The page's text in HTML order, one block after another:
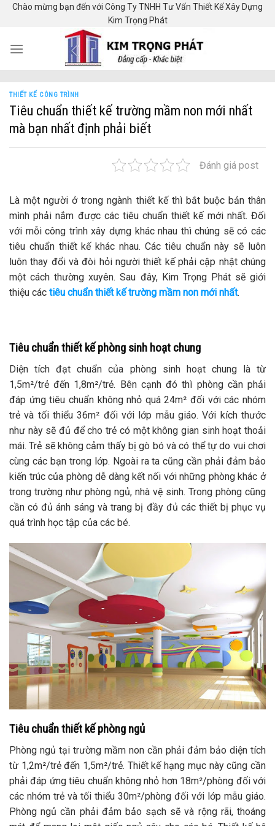
SkipChào mừng bạn đến với Công Ty TNHH Tư Vấn Thiết Kế Xây Dựng
Kim Trọng Phát
THIẾT KẾ CÔNG TRÌNH
Tiêu chuẩn thiết kế trường mầm non mới nhất
mà bạn nhất định phải biết
Đánh giá post
Là một người ở trong ngành thiết kế thì bắt buộc bản thân
mình phải nắm được các tiêu chuẩn thiết kế mới nhất. Đối
với mỗi công trình xây dựng khác nhau thì chúng sẽ có các
tiêu chuẩn thiết kế khác nhau. Các tiêu chuẩn này sẽ luôn
luôn thay đổi và đòi hỏi người thiết kế phải cập nhật chúng
một cách thường xuyên. Sau đây, Kim Trọng Phát sẽ giới
thiệu các tiêu chuẩn thiết kế trường mầm non mới nhất.
Tiêu chuẩn thiết kế phòng sinh hoạt chung
Diện tích đạt chuẩn của phòng sinh hoạt chung là từ
1,5m²/trẻ đến 1,8m²/trẻ. Bên cạnh đó thì phòng cần phải
đáp ứng tiêu chuẩn không nhỏ quá 24m² đối với các nhóm
trẻ và tối thiểu 36m² đối với lớp mẫu giáo. Với kích thước
như này sẽ đủ để cho trẻ có một không gian sinh hoạt thoải
mái. Trẻ sẽ không cảm thấy bị gò bó và có thể tự do vui chơi
cùng các bạn trong lớp. Ngoài ra ta cũng cần phải đảm bảo
kiến trúc của phòng dễ dàng kết nối với những phòng khác ở
trong trường như phòng ngủ, nhà vệ sinh. Trong phòng cũng
cần có đủ ánh sáng và trang bị đầy đủ các thiết bị phục vụ
quá trình học tập của các bé.
Tiêu chuẩn thiết kế phòng ngủ
Phòng ngủ tại trường mầm non cần phải đảm bảo diện tích
từ 1,2m²/trẻ đến 1,5m²/trẻ. Thiết kế hạng mục này cũng cần
phải đáp ứng tiêu chuẩn không nhỏ hơn 18m²/phòng đối với
các nhóm trẻ và tối thiểu 30m²/phòng đối với lớp mẫu giáo.
Phòng ngủ cần phải đảm bảo sạch sẽ và rộng rãi, thoáng